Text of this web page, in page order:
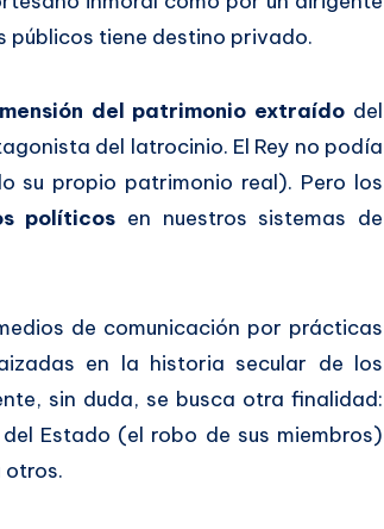
públicos tiene destino privado.
del patrimonio extraído del
del latrocinio. El Rey no podía
su propio patrimonio real). Pero los
políticos en nuestros sistemas de
de comunicación por prácticas
en la historia secular de los
sin duda, se busca otra finalidad:
Estado (el robo de sus miembros)
otros.